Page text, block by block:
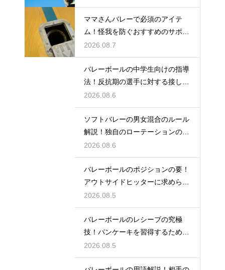
ママさんバレーで必須のアイテ
ム！怪我を防ぐおすすめのサポー
ター
2026.08.7
バレーボールの中学生向けの指導
法！反抗期の選手に対する接し方
のコツ
2026.08.6
ソフトバレーの男女混合のルール
解説！独自のローテーションの規
定とは
2026.08.6
バレーボールのポジションの要！
アウトサイドヒッターに求められ
る能力
2026.08.5
バレーボールのレシーブの究極
技！パンケーキを習得するための
練習方法
2026.08.5